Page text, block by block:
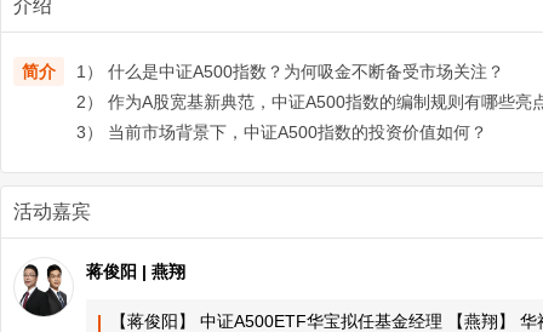
介绍
简介
1） 什么是中证A500指数？为何吸金不断备受市场关注？
2） 作为A股宽基新典范，中证A500指数的编制规则有哪些亮
3） 当前市场背景下，中证A500指数的投资价值如何？
活动嘉宾
蒋俊阳 | 燕翔
【蒋俊阳】 中证A500ETF华宝拟任基金经理 【燕翔】